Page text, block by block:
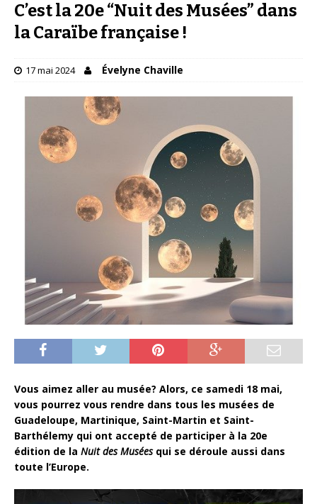
C’est la 20e “Nuit des Musées” dans
la Caraïbe française !
17 mai 2024 Évelyne Chaville
Vous aimez aller au musée? Alors, ce samedi 18 mai,
vous pourrez vous rendre dans tous les musées de
Guadeloupe, Martinique, Saint-Martin et Saint-
Barthélemy qui ont accepté de participer à la 20e
édition de la Nuit des Muséesqui se déroule aussi dans
toute l’Europe.